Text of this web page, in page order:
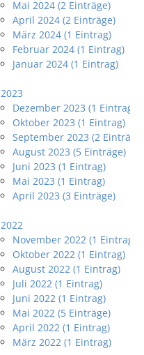
Mai 2024 (2 Einträge)
April 2024 (2 Einträge)
März 2024 (1 Eintrag)
Februar 2024 (1 Eintrag)
Januar 2024 (1 Eintrag)
2023
Dezember 2023 (1 Eintrag)
Oktober 2023 (1 Eintrag)
September 2023 (2 Einträge)
August 2023 (5 Einträge)
Juni 2023 (1 Eintrag)
Mai 2023 (1 Eintrag)
April 2023 (3 Einträge)
2022
November 2022 (1 Eintrag)
Oktober 2022 (1 Eintrag)
August 2022 (1 Eintrag)
Juli 2022 (1 Eintrag)
Juni 2022 (1 Eintrag)
Mai 2022 (5 Einträge)
April 2022 (1 Eintrag)
März 2022 (1 Eintrag)